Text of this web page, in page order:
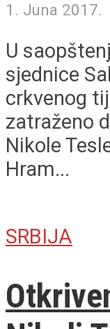
1. Juna 2017.
U
sjednice
crkvenog
zatraženo
Nikole
Hram...
SRBIJA